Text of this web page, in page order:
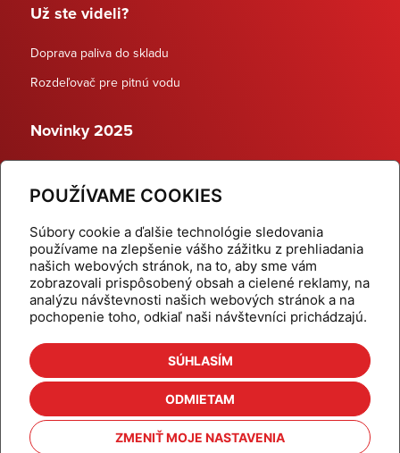
POUŽÍVAME COOKIES
Súbory cookie a ďalšie technológie sledovania
používame na zlepšenie vášho zážitku z prehliadania
našich webových stránok, na to, aby sme vám
zobrazovali prispôsobený obsah a cielené reklamy, na
analýzu návštevnosti našich webových stránok a na
pochopenie toho, odkiaľ naši návštevníci prichádzajú.
SÚHLASÍM
ODMIETAM
ZMENIŤ MOJE NASTAVENIA
Už ste videli?
Doprava paliva do skladu
Rozdeľovač pre pitnú vodu
Novinky 2025
Dynamické termostatické ventily
Domov
Produkty
Aktuality
Odber šikovné tipy
Kalkulačky
Cenníky
Na stiahnutie
Referencie
Kontakt